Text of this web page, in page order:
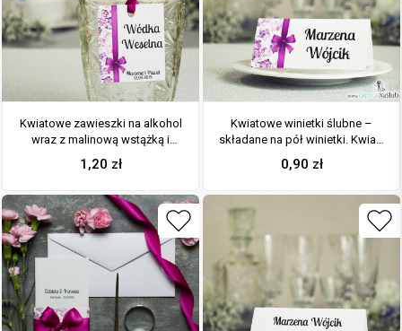
Kwiatowe zawieszki na alkohol
wraz z malinową wstążką i
pionowym motywem kwiatów
rododendronu
1,20 zł
Kwiatowe winietki ślubne –
składane na pół winietki. Kwiaty
rododendronu z malowaną,
pionową wstążką
0,90 zł